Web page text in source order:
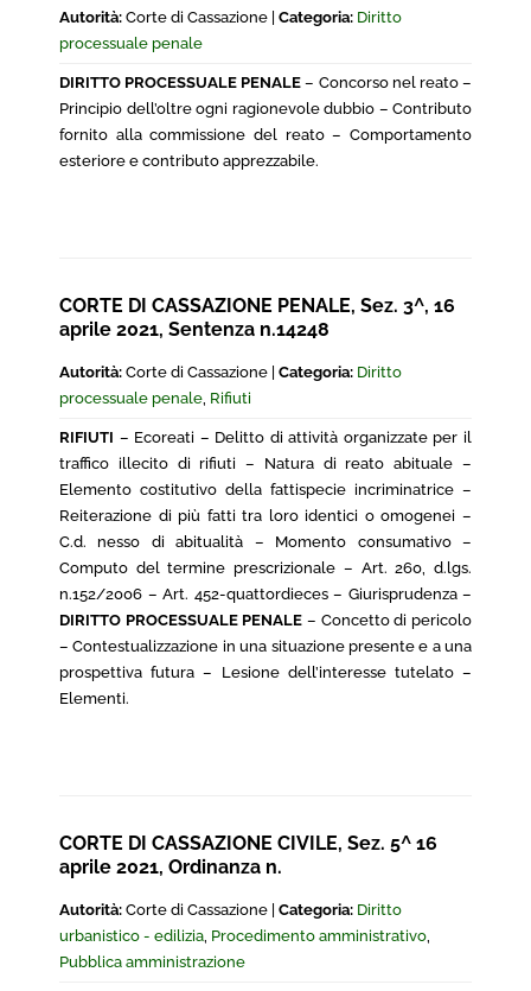
Autorità: Corte di Cassazione | Categoria: Diritto
processuale penale
DIRITTO PROCESSUALE PENALE – Concorso nel reato –
Principio dell’oltre ogni ragionevole dubbio – Contributo
fornito alla commissione del reato – Comportamento
esteriore e contributo apprezzabile.
CORTE DI CASSAZIONE PENALE, Sez. 3^, 16
aprile 2021, Sentenza n.14248
Autorità: Corte di Cassazione | Categoria: Diritto
processuale penale, Rifiuti
RIFIUTI – Ecoreati – Delitto di attività organizzate per il
traffico illecito di rifiuti – Natura di reato abituale –
Elemento costitutivo della fattispecie incriminatrice –
Reiterazione di più fatti tra loro identici o omogenei –
C.d. nesso di abitualità – Momento consumativo –
Computo del termine prescrizionale – Art. 260, d.lgs.
n.152/2006 – Art. 452-quattordieces – Giurisprudenza –
DIRITTO PROCESSUALE PENALE – Concetto di pericolo
– Contestualizzazione in una situazione presente e a una
prospettiva futura – Lesione dell’interesse tutelato –
Elementi.
CORTE DI CASSAZIONE CIVILE, Sez. 5^ 16
aprile 2021, Ordinanza n.
Autorità: Corte di Cassazione | Categoria: Diritto
urbanistico - edilizia, Procedimento amministrativo,
Pubblica amministrazione